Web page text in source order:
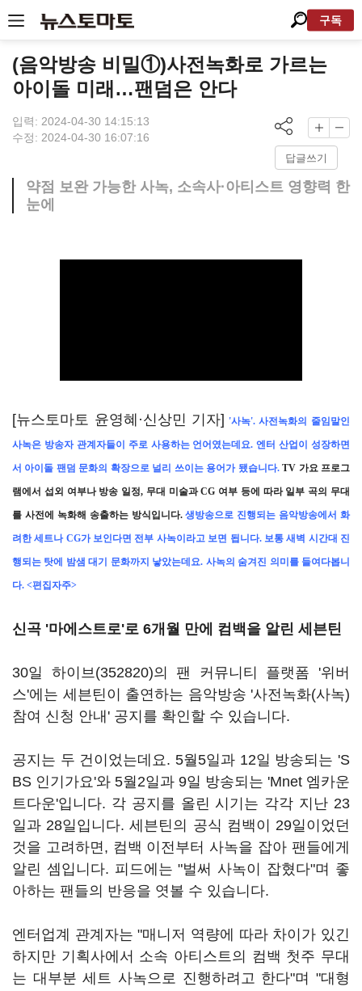
구독
(음악방송 비밀①)사전녹화로 가르는
아이돌 미래…팬덤은 안다
입력: 2024-04-30 14:15:13
수정: 2024-04-30 16:07:16
답글쓰기
약점 보완 가능한 사녹, 소속사·아티스트 영향력 한
눈에
[뉴스토마토 윤영혜·신상민 기자] '사녹'. 사전녹화의 줄임말인
사녹은 방송자 관계자들이 주로 사용하는 언어였는데요. 엔터 산업이 성장하면
서 아이돌 팬덤 문화의 확장으로 널리 쓰이는 용어가 됐습니다.TV 가요 프로그
램에서 섭외 여부나 방송 일정, 무대 미술과 CG 여부 등에 따라 일부 곡의 무대
를 사전에 녹화해 송출하는 방식입니다.생방송으로 진행되는 음악방송에서 화
려한 세트나 CG가 보인다면 전부 사녹이라고 보면 됩니다. 보통 새벽 시간대 진
행되는 탓에 밤샘 대기 문화까지 낳았는데요. 사녹의 숨겨진 의미를 들여다봅니
다. <편집자주>
신곡 '마에스트로'로 6개월 만에 컴백을 알린 세븐틴
30일 하이브(352820)의 팬 커뮤니티 플랫폼 '위버
스'에는 세븐틴이 출연하는 음악방송 '사전녹화(사녹)
참여 신청 안내' 공지를 확인할 수 있습니다.
공지는 두 건이었는데요. 5월5일과 12일 방송되는 'S
BS 인기가요'와 5월2일과 9일 방송되는 'Mnet 엠카운
트다운'입니다. 각 공지를 올린 시기는 각각 지난 23
일과 28일입니다. 세븐틴의 공식 컴백이 29일이었던
것을 고려하면, 컴백 이전부터 사녹을 잡아 팬들에게
알린 셈입니다. 피드에는 "벌써 사녹이 잡혔다"며 좋
아하는 팬들의 반응을 엿볼 수 있습니다.
엔터업계 관계자는 "매니저 역량에 따라 차이가 있긴
하지만 기획사에서 소속 아티스트의 컴백 첫주 무대
는 대부분 세트 사녹으로 진행하려고 한다"며 "대형